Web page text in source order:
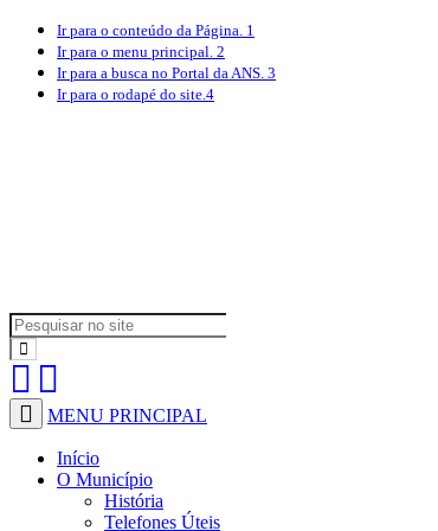
Ir para o conteúdo da Página. 1
Ir para o menu principal. 2
Ir para a busca no Portal da ANS. 3
Ir para o rodapé do site.4
MENU PRINCIPAL
Início
O Município
História
Telefones Úteis